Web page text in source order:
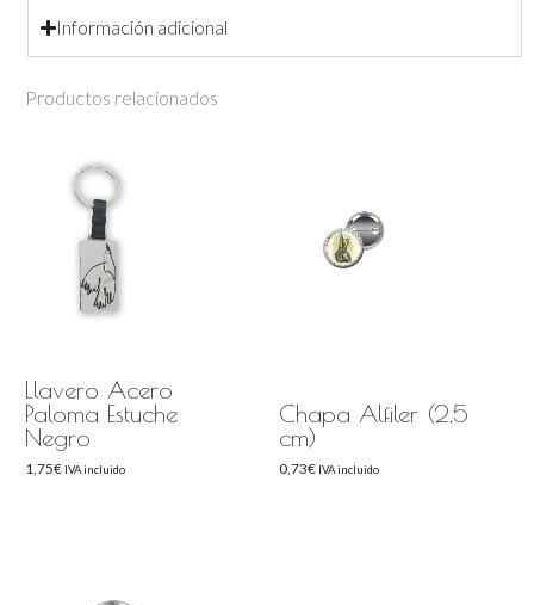
Información adicional
Productos relacionados
Llavero Acero
Paloma Estuche
Negro
1,75€ IVA incluido
Chapa Alfiler (2,5
cm)
0,73€ IVA incluido